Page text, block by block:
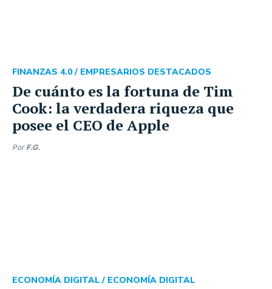
De cuánto es la fortuna de Tim
Cook: la verdadera riqueza que
posee el CEO de Apple
FINANZAS 4.0 / EMPRESARIOS DESTACADOS
Por F.G.
ECONOMÍA DIGITAL / ECONOMÍA DIGITAL